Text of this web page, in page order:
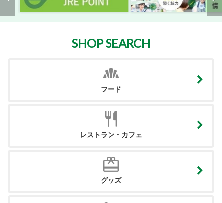
SHOP SEARCH
フード
レストラン・カフェ
グッズ